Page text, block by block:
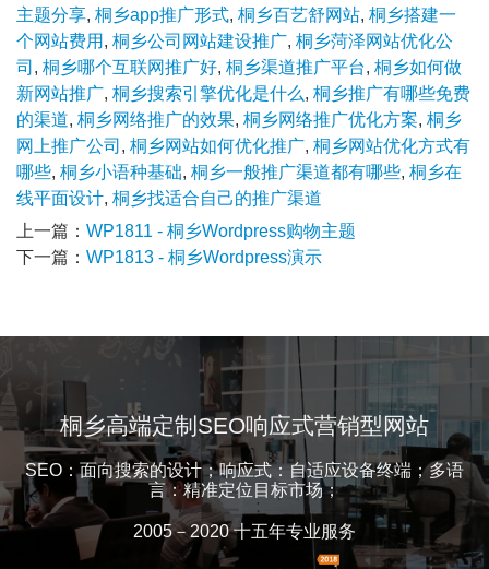
主题分享, 桐乡app推广形式, 桐乡百艺舒网站, 桐乡搭建一
个网站费用 , 桐乡公司网站建设推广, 桐乡菏泽网站优化公
司 , 桐乡哪个互联网推广好, 桐乡渠道推广平台, 桐乡如何做
新网站推广, 桐乡搜索引擎优化是什么, 桐乡推广有哪些免费
的渠道, 桐乡网络推广的效果, 桐乡网络推广优化方案, 桐乡
网上推广公司 , 桐乡网站如何优化推广, 桐乡网站优化方式有
哪些, 桐乡小语种基础, 桐乡一般推广渠道都有哪些, 桐乡在
线平面设计, 桐乡找适合自己的推广渠道
上一篇： WP1811 - 桐乡Wordpress购物主题
下一篇： WP1813 - 桐乡Wordpress演示
桐乡高端定制SEO响应式营销型网站
SEO：面向搜索的设计；响应式：自适应设备终端；多语
言：精准定位目标市场；
2005－2020 十五年专业服务